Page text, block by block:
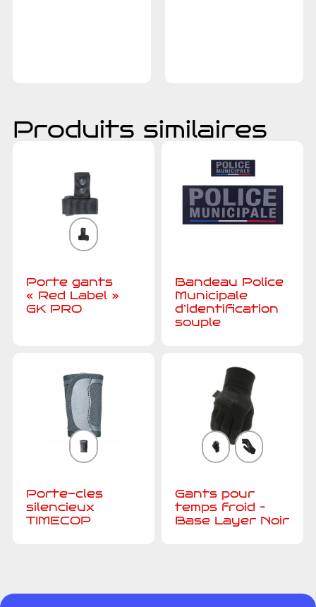
Produits similaires
Porte gants
« Red Label »
GK PRO
Bandeau Police
Municipale
d’identification
souple
Porte-cles
silencieux
TIMECOP
Gants pour
temps froid –
Base Layer Noir